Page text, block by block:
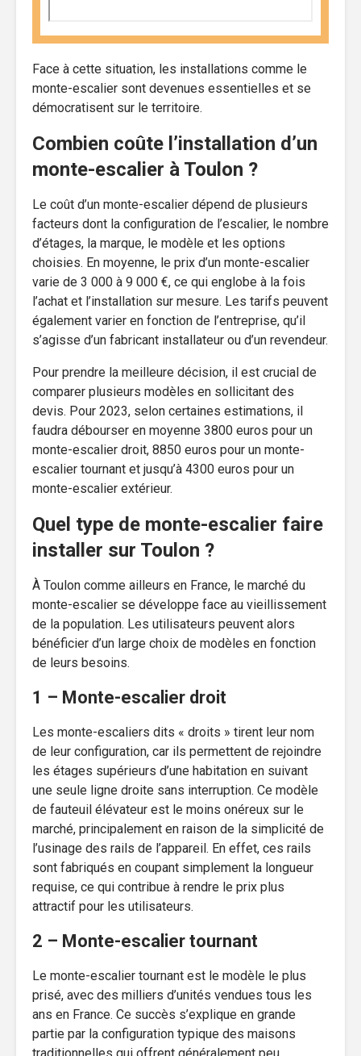
Face à cette situation, les installations comme le
monte-escalier sont devenues essentielles et se
démocratisent sur le territoire.
Combien coûte l’installation d’un
monte-escalier à Toulon ?
Le coût d’un monte-escalier dépend de plusieurs
facteurs dont la configuration de l’escalier, le nombre
d’étages, la marque, le modèle et les options
choisies. En moyenne, le prix d’un monte-escalier
varie de 3 000 à 9 000 €, ce qui englobe à la fois
l’achat et l’installation sur mesure. Les tarifs peuvent
également varier en fonction de l’entreprise, qu’il
s’agisse d’un fabricant installateur ou d’un revendeur.
Pour prendre la meilleure décision, il est crucial de
comparer plusieurs modèles en sollicitant des
devis. Pour 2023, selon certaines estimations, il
faudra débourser en moyenne 3800 euros pour un
monte-escalier droit, 8850 euros pour un monte-
escalier tournant et jusqu’à 4300 euros pour un
monte-escalier extérieur.
Quel type de monte-escalier faire
installer sur Toulon ?
À Toulon comme ailleurs en France, le marché du
monte-escalier se développe face au vieillissement
de la population. Les utilisateurs peuvent alors
bénéficier d’un large choix de modèles en fonction
de leurs besoins.
1 – Monte-escalier droit
Les monte-escaliers dits « droits » tirent leur nom
de leur configuration, car ils permettent de rejoindre
les étages supérieurs d’une habitation en suivant
une seule ligne droite sans interruption. Ce modèle
de fauteuil élévateur est le moins onéreux sur le
marché, principalement en raison de la simplicité de
l’usinage des rails de l’appareil. En effet, ces rails
sont fabriqués en coupant simplement la longueur
requise, ce qui contribue à rendre le prix plus
attractif pour les utilisateurs.
2 – Monte-escalier tournant
Le monte-escalier tournant est le modèle le plus
prisé, avec des milliers d’unités vendues tous les
ans en France. Ce succès s’explique en grande
partie par la configuration typique des maisons